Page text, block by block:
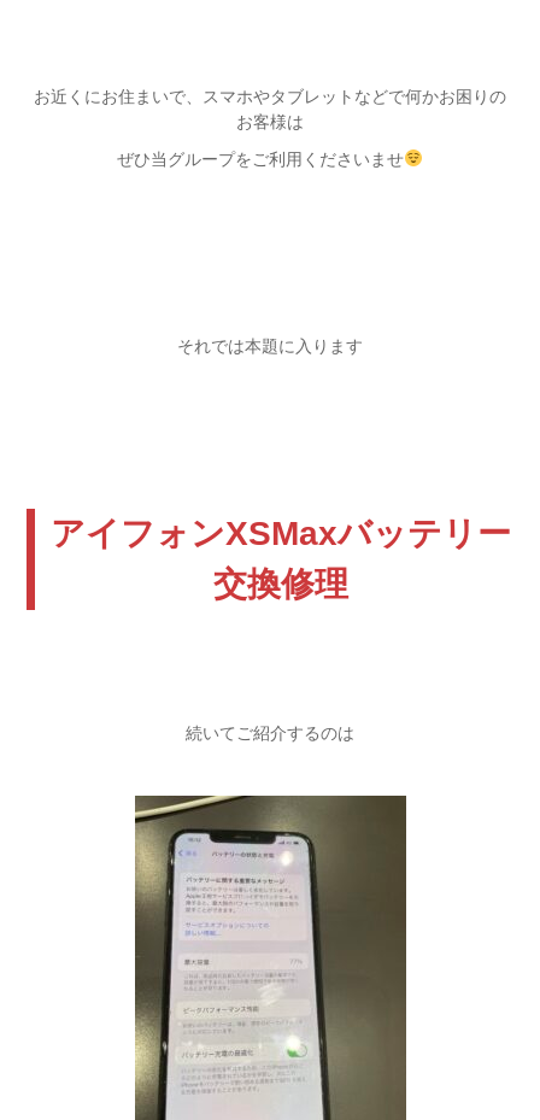
お近くにお住まいで、スマホやタブレットなどで何かお困りの
お客様は
ぜひ当グループをご利用くださいませ
それでは本題に入ります
アイフォンXSMaxバッテリー
交換修理
続いてご紹介するのは